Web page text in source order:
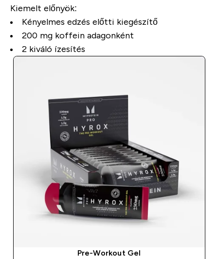
Kiemelt előnyök:
Kényelmes edzés előtti kiegészítő
200 mg koffein adagonként
2 kiváló ízesítés
Pre-Workout Gel